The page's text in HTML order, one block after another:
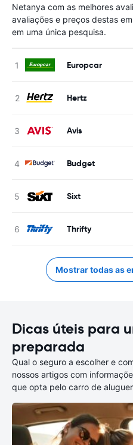
Netanya com as melhores
avaliações e preços destas
em uma única pesquisa.
Europcar
Hertz
Avis
Budget
Sixt
Thrifty
Mostrar todas as
Dicas úteis para
preparada
Qual o seguro a escolher e
nossos artigos com
que opta pelo carro de